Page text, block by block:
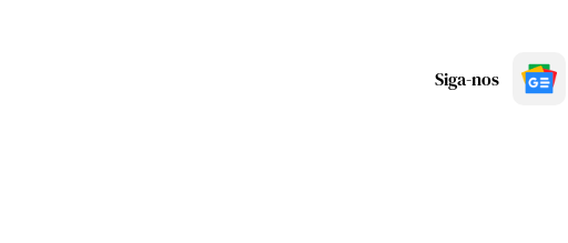
Siga-nos